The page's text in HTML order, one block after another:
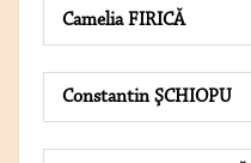
Camelia FIRICĂ
Constantin ŞCHIOPU